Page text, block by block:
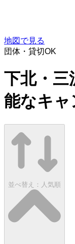
地図で見る
団体・貸切OK
下北・三
能なキャ
並べ替え： 人気順